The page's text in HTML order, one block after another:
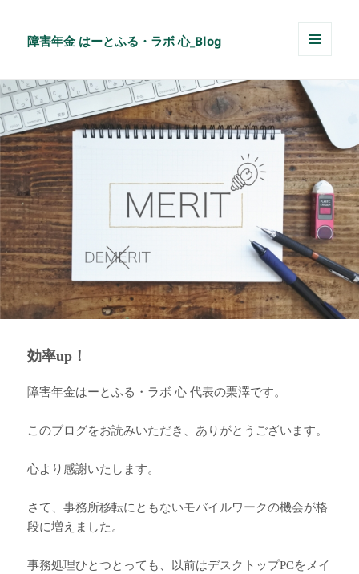
障害年金 はーとふる・ラボ 心_Blog
ーとウ
ィジェ
ット
効率up！
障害年金はーとふる・ラボ 心 代表の栗澤です。
このブログをお読みいただき、ありがとうございます。
心より感謝いたします。
さて、事務所移転にともないモバイルワークの機会が格
段に増えました。
事務処理ひとつとっても、以前はデスクトップPCをメイ